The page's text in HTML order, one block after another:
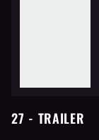
27 - TRAILER